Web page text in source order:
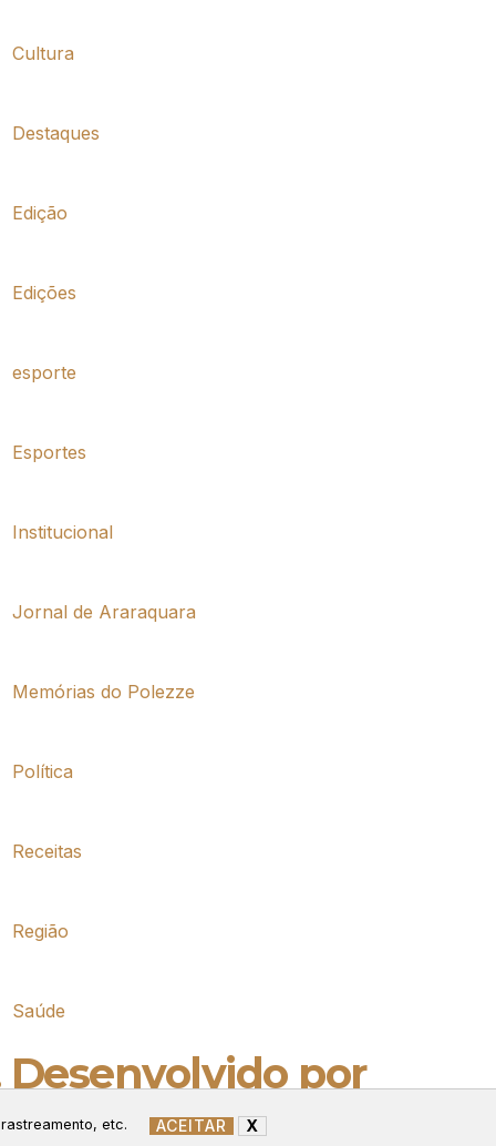
Cultura
Destaques
Edição
Edições
esporte
Esportes
Institucional
Jornal de Araraquara
Memórias do Polezze
Política
Receitas
Região
Saúde
por
etc. ACEITAR X